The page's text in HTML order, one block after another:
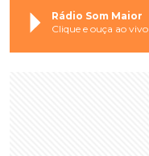
Rádio Som Maior
Clique e ouça ao vivo